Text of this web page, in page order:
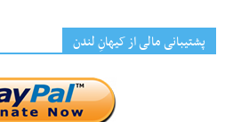
پشتیبانی مالی از کیهانِ لندن